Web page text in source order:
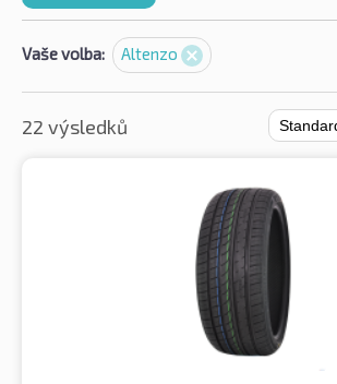
Vaše volba: Altenzo
22 výsledků